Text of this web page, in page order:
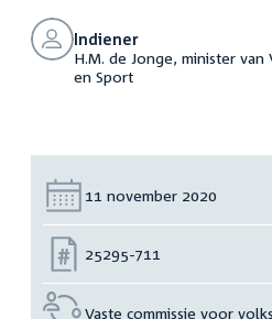
Indiener
H.M. de Jonge, minister
en Sport
Datum:
11 november 2020
Nummer:
25295-711
Vaste commissie voor